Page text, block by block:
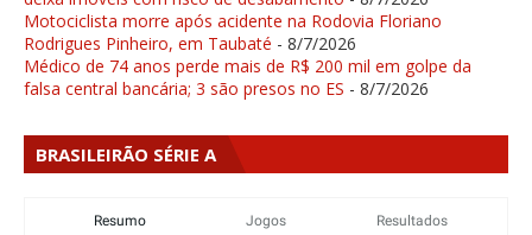
Motociclista morre após acidente na Rodovia Floriano
Rodrigues Pinheiro, em Taubaté - 8/7/2026
Médico de 74 anos perde mais de R$ 200 mil em golpe da
falsa central bancária; 3 são presos no ES - 8/7/2026
BRASILEIRÃO SÉRIE A
Resumo Jogos Resultados